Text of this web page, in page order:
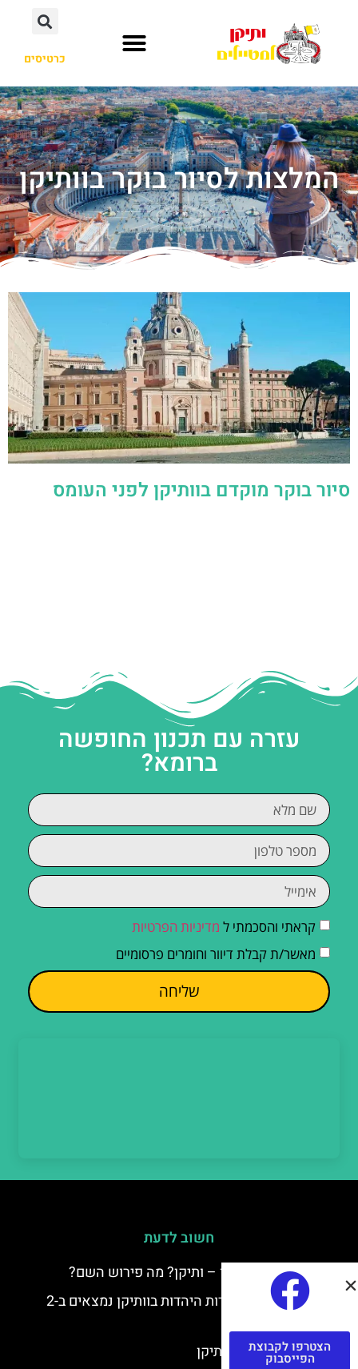
כרטיסים
המלצות לסיור בוקר בוותיקן
סיור בוקר מוקדם בוותיקן לפני העומס
עזרה עם תכנון החופשה
ברומא?
קראתי והסכמתי ל מדיניות הפרטיות
מאשר/ת קבלת דיוור וחומרים פרסומיים
שליחה
חשוב לדעת
למה קוראים לוותיקן – ותיקן? מה פירוש השם?
כתב יד ותיקן – אוצרות היהדות בוותיקן נמצאים ב-2
יצירות של רפאל בוותיקן
הצטרפו לקבוצת
הפייסבוק